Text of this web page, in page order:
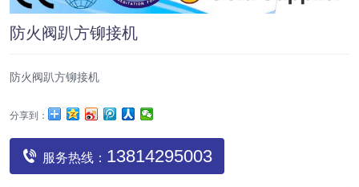
防火阀趴方铆接机
防火阀趴方铆接机
分享到：
服务热线： 13814295003